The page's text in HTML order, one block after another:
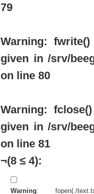
79
Warning:
given in /srv/
on line 80
Warning:
given in /srv/
on line 81
¬(8 ≤ 4):
Warning: fopen(./